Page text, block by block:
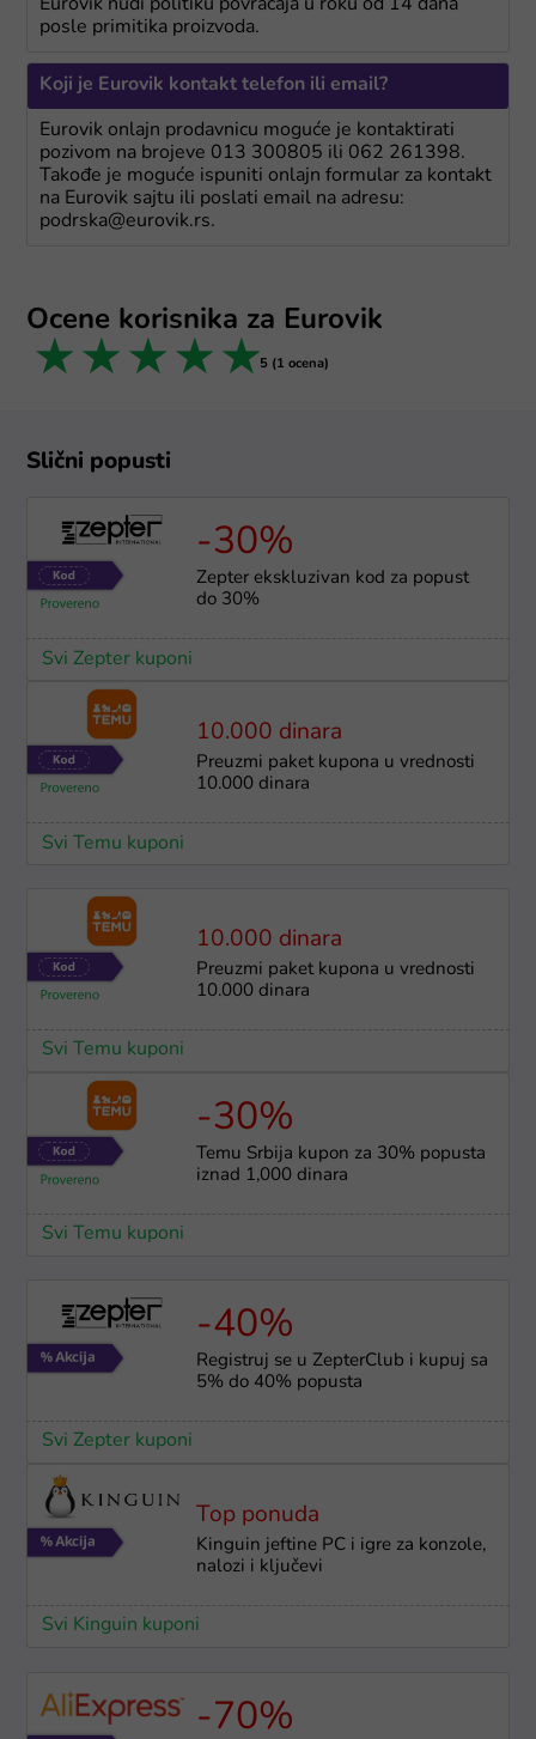
Eurovik nudi politiku povraćaja u roku od 14 dana
posle primitika proizvoda.
Koji je Eurovik kontakt telefon ili email?
Eurovik onlajn prodavnicu moguće je kontaktirati
pozivom na brojeve 013 300805 ili 062 261398.
Takođe je moguće ispuniti onlajn formular za kontakt
na Eurovik sajtu ili poslati email na adresu:
podrska@eurovik.rs.
Ocene korisnika za Eurovik
5 stars
4 stars
3 stars
2 stars
1 star 5 (1 ocena)
Slični popusti
-30%
Zepter ekskluzivan kod za popust
do 30%
Svi Zepter kuponi
10.000 dinara
Preuzmi paket kupona u vrednosti
10.000 dinara
Svi Temu kuponi
10.000 dinara
Preuzmi paket kupona u vrednosti
10.000 dinara
Svi Temu kuponi
-30%
Temu Srbija kupon za 30% popusta
iznad 1,000 dinara
Svi Temu kuponi
-40%
Registruj se u ZepterClub i kupuj sa
5% do 40% popusta
Svi Zepter kuponi
Top ponuda
Kinguin jeftine PC i igre za konzole,
nalozi i ključevi
Svi Kinguin kuponi
-70%